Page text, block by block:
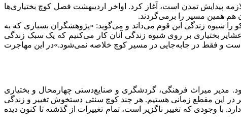
پیدایش تمدن است، آغاز کرد. اواخر اردیبهشت فصل کوچ بختیاری‌ها
هم همین مسیر را برمی‌گردند.
شیوه زندگی این قوم می‌داند و می‌گوید: «پژوهشگران بسیاری که به
بختیاری بر روی شیوه زندگی آنان کار می‌کنیم که یک سبک زندگی
و فقط در جابه‌جایی در مسیر کوچ خلاصه نمی‌شود.»در این مهاجرت
مدیر میراث فرهنگی، گردشگری و صنایع‌دستی چهارمحال و بختیاری
در این مقطع زمانی هستیم. هر چند کوچ سنتی دستخوش تغییر و زندگی
وجودی که تغییر ناگزیر است، تمام تغییرات از گذشته تا کنون دیده